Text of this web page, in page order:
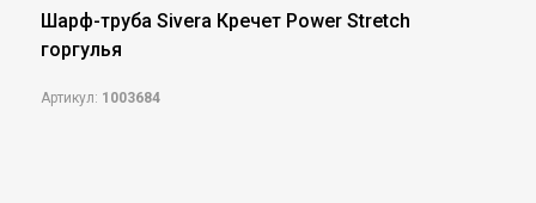
Шарф-труба Sivera Кречет Power Stretch
горгулья
Артикул: 1003684